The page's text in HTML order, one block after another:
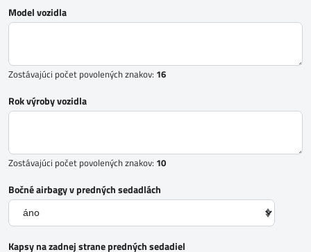
Model vozidla
Zostávajúci počet povolených znakov: 16
Rok výroby vozidla
Zostávajúci počet povolených znakov: 10
Bočné airbagy v predných sedadlách
Kapsy na zadnej strane predných sedadiel